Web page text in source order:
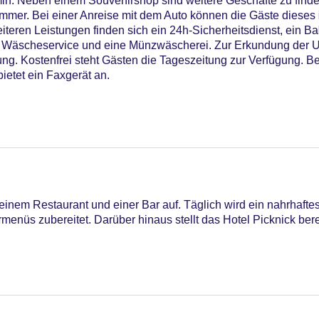
Bei einer Anreise mit dem Auto können die Gäste
Leistungen finden sich ein 24h-Sicherheitsdienst, ein
und eine Münzwäscherei. Zur Erkundung der
Kostenfrei steht Gästen die Tageszeitung zur Verfügung.
ein Faxgerät an.
am Pool, Liegen am Pool
Restaurant und einer Bar auf. Täglich wird ein
zubereitet. Darüber hinaus stellt das Hotel Picknick